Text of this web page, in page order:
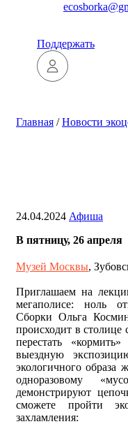
Поддержать
Главная / Новости
24.04.2024 Афиша
В пятницу, 26 апреля
Музей Москвы,
Приглашаем на
мегаполисе: ноль
Сборки Ольга
происходит в
перестать
выездную
экологичного образа
одноразовому
демонстрируют
сможете пройти
захламления: